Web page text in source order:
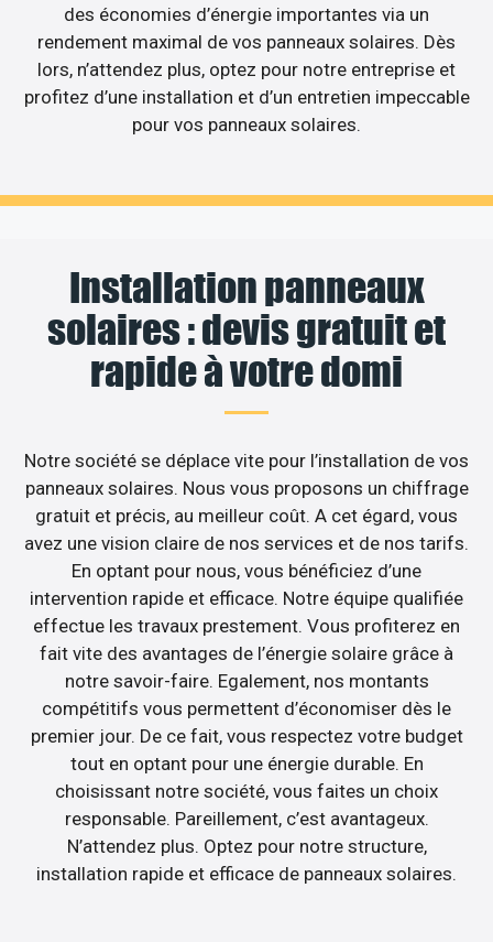
des économies d’énergie importantes via un
rendement maximal de vos panneaux solaires. Dès
lors, n’attendez plus, optez pour notre entreprise et
profitez d’une installation et d’un entretien impeccable
pour vos panneaux solaires.
Installation panneaux
solaires : devis gratuit et
rapide à votre domi
Notre société se déplace vite pour l’installation de vos
panneaux solaires. Nous vous proposons un chiffrage
gratuit et précis, au meilleur coût. A cet égard, vous
avez une vision claire de nos services et de nos tarifs.
En optant pour nous, vous bénéficiez d’une
intervention rapide et efficace. Notre équipe qualifiée
effectue les travaux prestement. Vous profiterez en
fait vite des avantages de l’énergie solaire grâce à
notre savoir-faire. Egalement, nos montants
compétitifs vous permettent d’économiser dès le
premier jour. De ce fait, vous respectez votre budget
tout en optant pour une énergie durable. En
choisissant notre société, vous faites un choix
responsable. Pareillement, c’est avantageux.
N’attendez plus. Optez pour notre structure,
installation rapide et efficace de panneaux solaires.